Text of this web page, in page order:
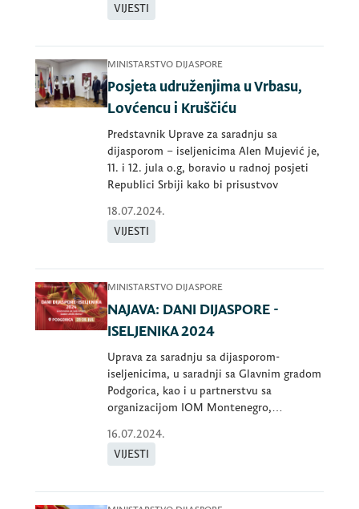
VIJESTI
MINISTARSTVO DIJASPORE
Posjeta udruženjima u Vrbasu,
Lovćencu i Kruščiću
Predstavnik Uprave za saradnju sa
dijasporom – iseljenicima Alen Mujević je,
11. i 12. jula o.g, boravio u radnoj posjeti
Republici Srbiji kako bi prisustvov
18.07.2024.
VIJESTI
MINISTARSTVO DIJASPORE
NAJAVA: DANI DIJASPORE -
ISELJENIKA 2024
Uprava za saradnju sa dijasporom-
iseljenicima, u saradnji sa Glavnim gradom
Podgorica, kao i u partnerstvu sa
organizacijom IOM Montenegro,
16.07.2024.
VIJESTI